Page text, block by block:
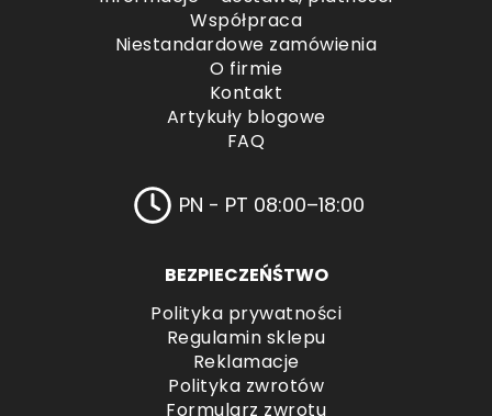
Współpraca
Niestandardowe zamówienia
O firmie
Kontakt
Artykuły blogowe
FAQ
PN - PT 08:00–18:00
BEZPIECZEŃŚTWO
Polityka prywatności
Regulamin sklepu
Reklamacje
Polityka zwrotów
Formularz zwrotu